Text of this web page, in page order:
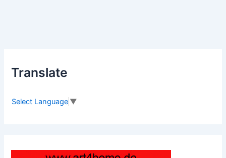
Translate
Select Language ▼